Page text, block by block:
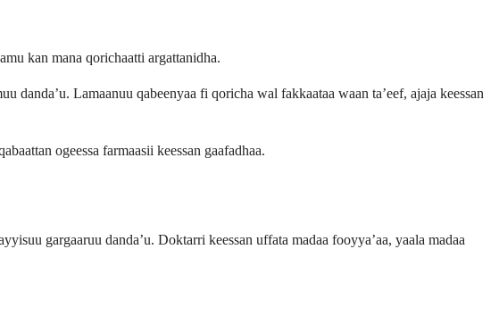
kan mana qorichaatti argattanidha.
danda’u. Lamaanuu qabeenyaa fi qoricha wal fakkaataa waan ta’eef, ajaja keessan
ogeessa farmaasii keessan gaafadhaa.
gargaaruu danda’u. Doktarri keessan uffata madaa fooyya’aa, yaala madaa